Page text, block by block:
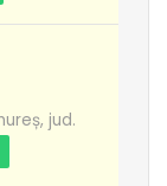
jud.